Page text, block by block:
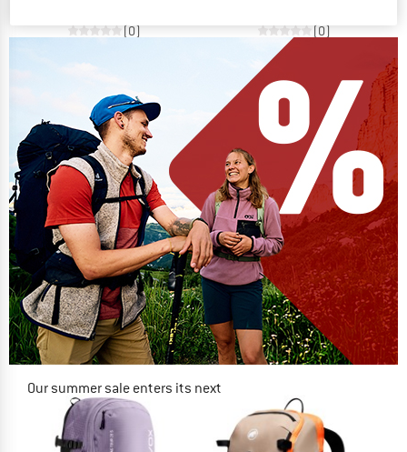
(0) (0)
Our summer sale enters its next
NOW UP TO 50% OFF